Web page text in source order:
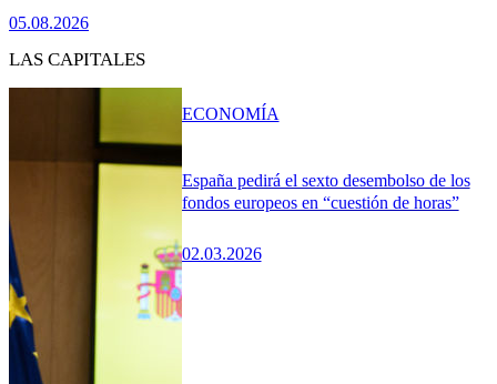
05.08.2026
LAS CAPITALES
España pedirá el sexto desembolso de los
fondos europeos en “cuestión de horas”
02.03.2026
ECONOMÍA